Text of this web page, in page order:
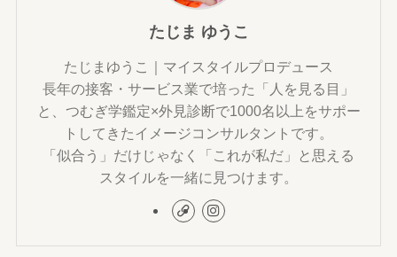
たじま ゆうこ
たじまゆうこ｜マイスタイルプロデュース
長年の接客・サービス業で培った「人を見る目」
と、つむぎ学鑑定×外見診断で1000名以上をサポー
トしてきたイメージコンサルタントです。
「似合う」だけじゃなく「これが私だ」と思える
スタイルを一緒に見つけます。